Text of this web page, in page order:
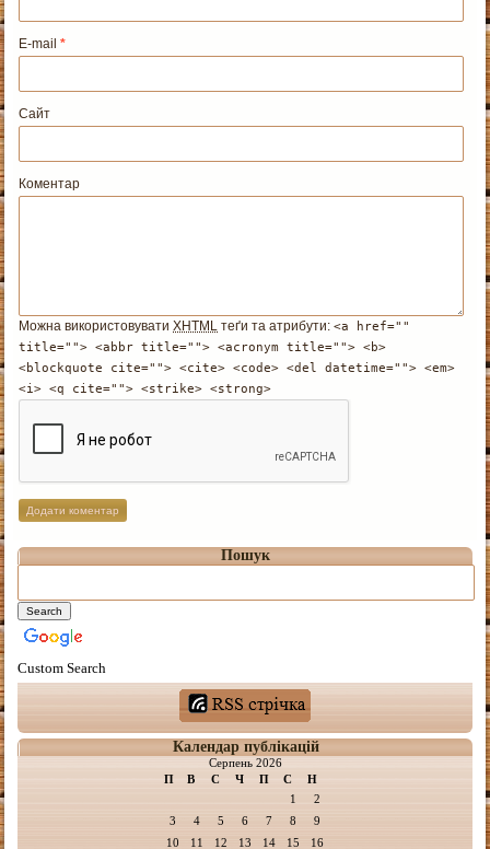
E-mail*
Сайт
Коментар
Можна використовуватиXHTML теґи та атрибути:<a href=""
title=""> <abbr title=""> <acronym title=""> <b>
<blockquote cite=""> <cite> <code> <del datetime=""> <em>
<i> <q cite=""> <strike> <strong>
Пошук
Custom Search
Календар публікацій
Серпень 2026
П
В С Ч П С Н
1
2
3
4 5 6 7 8
9
10
11 12 13 14 15
16